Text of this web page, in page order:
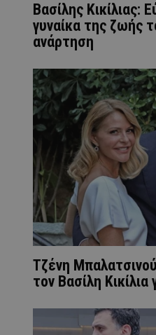
Βασίλης Κικίλιας:
γυναίκα της ζωής
ανάρτηση
Τζένη
τον Βασίλη